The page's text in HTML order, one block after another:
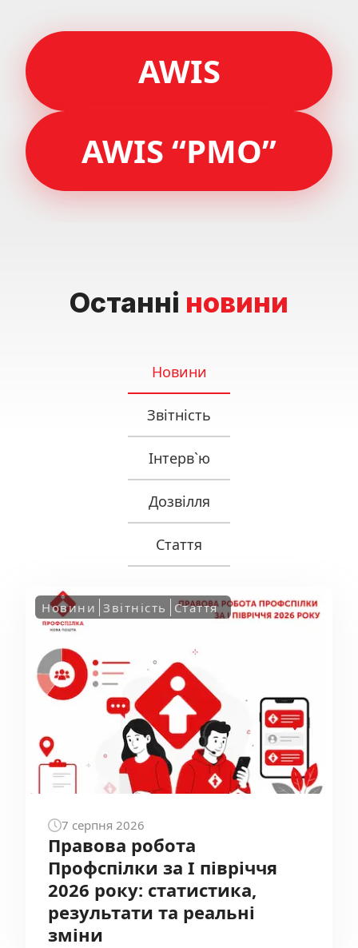
AWIS
AWIS “РМО”
Останні новини
Новини
Звітність
Інтерв`ю
Дозвілля
Стаття
Новини Звітність Стаття
7 серпня 2026
Правова робота
Профспілки за І півріччя
2026 року: статистика,
результати та реальні
зміни